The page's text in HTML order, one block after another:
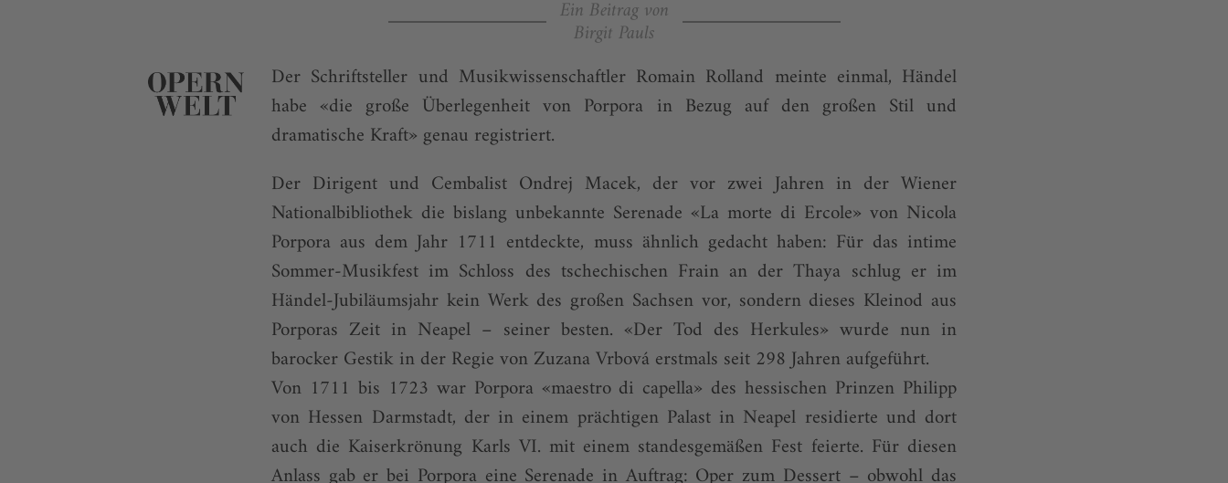
Ein Beitrag von
Birgit Pauls
Der Schriftsteller und Musikwissenschaftler Romain Rolland meinte einmal, Händel
habe «die große Überlegenheit von Porpora in Bezug auf den großen Stil und
dramatische Kraft» genau registriert.
Der Dirigent und Cembalist Ondrej Macek, der vor zwei Jahren in der Wiener
Nationalbibliothek die bislang unbekannte Serenade «La morte di Ercole» von Nicola
Porpora aus dem Jahr 1711 entdeckte, muss ähnlich gedacht haben: Für das intime
Sommer-Musikfest im Schloss des tschechischen Frain an der Thaya schlug er im
Händel-Jubiläumsjahr kein Werk des großen Sachsen vor, sondern dieses Kleinod aus
Porporas Zeit in Neapel – seiner besten. «Der Tod des Herkules» wurde nun in
barocker Gestik in der Regie von Zuzana Vrbová erstmals seit 298 Jahren aufgeführt.
Von 1711 bis 1723 war Porpora «maestro di capella» des hessischen Prinzen Philipp
von Hessen Darmstadt, der in einem prächtigen Palast in Neapel residierte und dort
auch die Kaiserkrönung Karls VI. mit einem standesgemäßen Fest feierte. Für diesen
Anlass gab er bei Porpora eine Serenade in Auftrag: Oper zum Dessert – obwohl das